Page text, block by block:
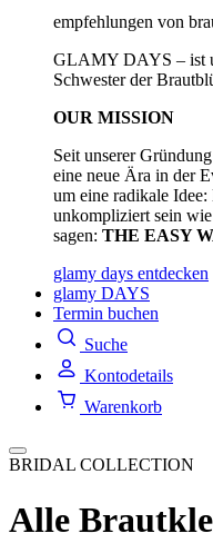
empfehlungen von
GLAMY DAYS – ist
Schwester der
OUR MISSION
Seit unserer
eine neue Ära in der
um eine radikale
unkompliziert sein
sagen: THE EASY
glamy days entdecken
glamy DAYS
Termin buchen
Suche
Kontodetails
Warenkorb
BRIDAL COLLECTION
Alle